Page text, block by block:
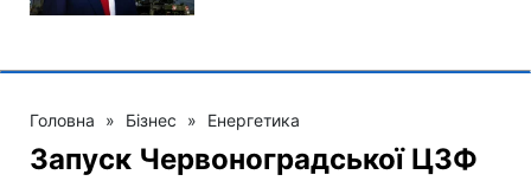
Головна » Бізнес » Енергетика
Запуск Червоноградської ЦЗФ